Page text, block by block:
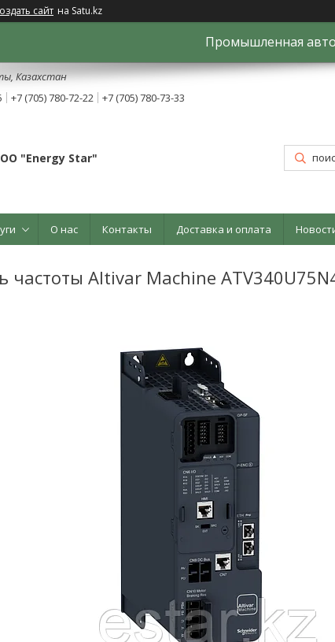
сайт на Satu.kz
Промышленная
Казахстан
+7 (705) 780-72-22 +7 (705) 780-73-33
"Energy Star"
О нас Контакты Доставка и оплата
частоты Altivar Machine